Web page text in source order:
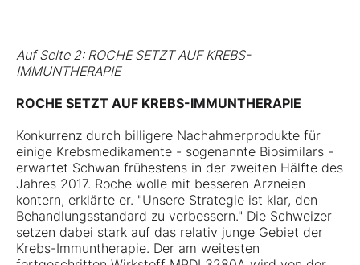
Auf Seite 2: ROCHE SETZT AUF KREBS-
IMMUNTHERAPIE
ROCHE SETZT AUF KREBS-IMMUNTHERAPIE
Konkurrenz durch billigere Nachahmerprodukte für
einige Krebsmedikamente - sogenannte Biosimilars -
erwartet Schwan frühestens in der zweiten Hälfte des
Jahres 2017. Roche wolle mit besseren Arzneien
kontern, erklärte er. "Unsere Strategie ist klar, den
Behandlungsstandard zu verbessern." Die Schweizer
setzen dabei stark auf das relativ junge Gebiet der
Krebs-Immuntherapie. Der am weitesten